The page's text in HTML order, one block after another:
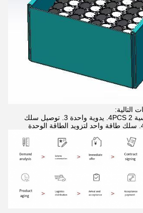
التالية:
1. عصا المسمار المغناطيسية 4PCS 2. يدوية واحدة 3. توصيل سلك